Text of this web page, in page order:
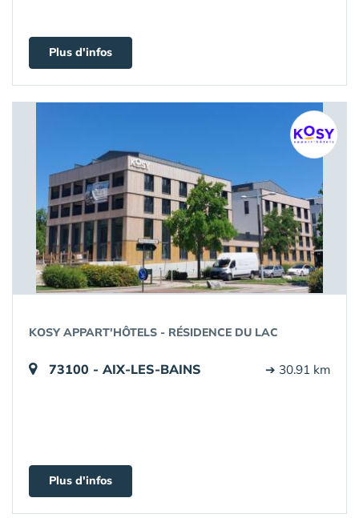
Plus d'infos
KOSY APPART'HÔTELS - RÉSIDENCE DU LAC
73100 - AIX-LES-BAINS ➔ 30.91 km
Plus d'infos